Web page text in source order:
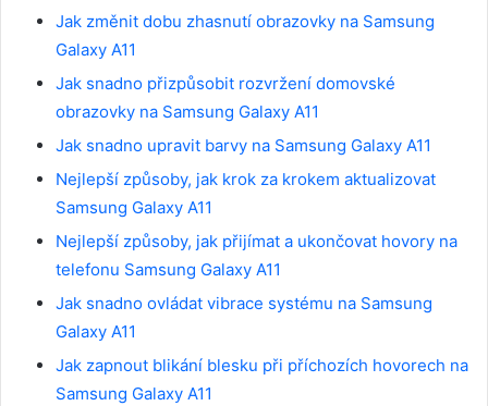
Jak změnit dobu zhasnutí obrazovky na Samsung
Galaxy A11
Jak snadno přizpůsobit rozvržení domovské
obrazovky na Samsung Galaxy A11
Jak snadno upravit barvy na Samsung Galaxy A11
Nejlepší způsoby, jak krok za krokem aktualizovat
Samsung Galaxy A11
Nejlepší způsoby, jak přijímat a ukončovat hovory na
telefonu Samsung Galaxy A11
Jak snadno ovládat vibrace systému na Samsung
Galaxy A11
Jak zapnout blikání blesku při příchozích hovorech na
Samsung Galaxy A11